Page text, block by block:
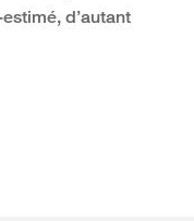
d’autant